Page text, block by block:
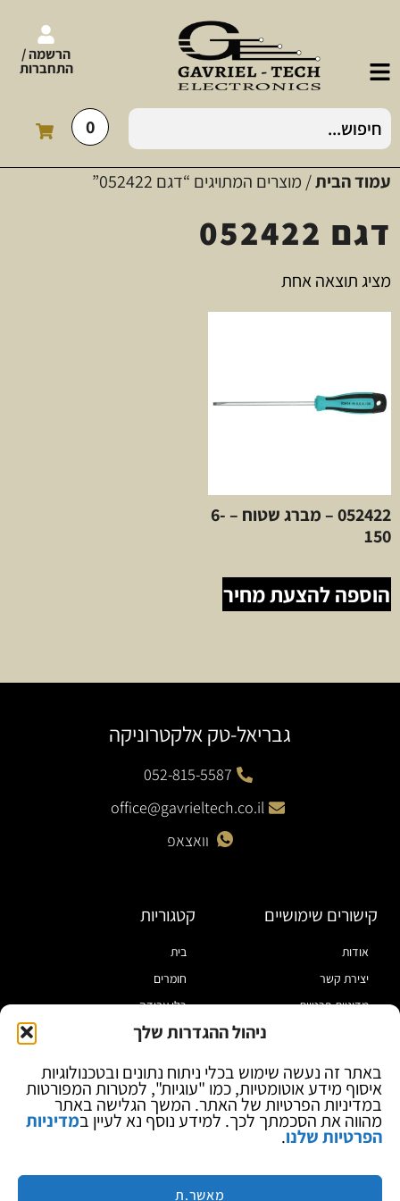
ניהול ההגדרות שלך
באתר זה נעשה שימוש בכלי ניתוח נתונים ובטכנולוגיות
איסוף מידע אוטומטיות, כמו "עוגיות", למטרות המפורטות
במדיניות הפרטיות של האתר. המשך הגלישה באתר
מהווה את הסכמתך לכך. למידע נוסף נא לעיין במדיניות
הפרטיות שלנו.
מאשר.ת
הרשמה /
התחברות
0
עמוד הבית/ מוצרים המתויגים “דגם 052422”
דגם 052422
מציג תוצאה אחת
052422 – מברג שטוח – 6-
150
הוספה להצעת מחיר
גבריאל-טק אלקטרוניקה
052-815-5587
office@gavrieltech.co.il
וואצאפ
קישורים שימושיים
אודות
יצירת קשר
מדיניות פרטיות
בלוג
קטגוריות
בית
חומרים
כלי עבודה
מוצרי הלחמה
ספקי כח ומודדים
ציוד אופטי להגדלה
מותגים